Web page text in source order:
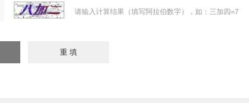
请输入计算结果（填写阿拉伯数字），如：三加四=7